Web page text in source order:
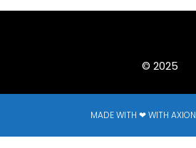
© 2025
MADE WITH ❤ WITH